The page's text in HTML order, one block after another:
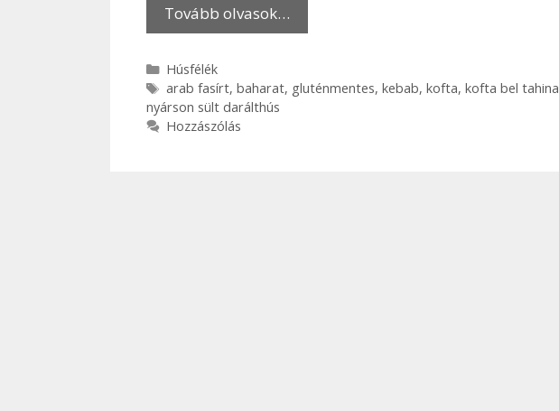
Tovább olvasok…
Kategória
Húsfélék
Címkék
arab fasírt, baharat, gluténmentes, kebab, kofta, kofta bel tahina
nyárson sült darálthús
Hozzászólás